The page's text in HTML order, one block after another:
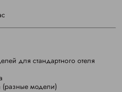
для стандартного отеля
(разные модели)